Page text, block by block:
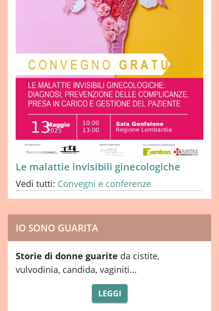
Le malattie invisibili ginecologiche
Vedi tutti: Convegni e conferenze
IO SONO GUARITA
Storie di donne guarite da cistite,
vulvodinia, candida, vaginiti...
LEGGI